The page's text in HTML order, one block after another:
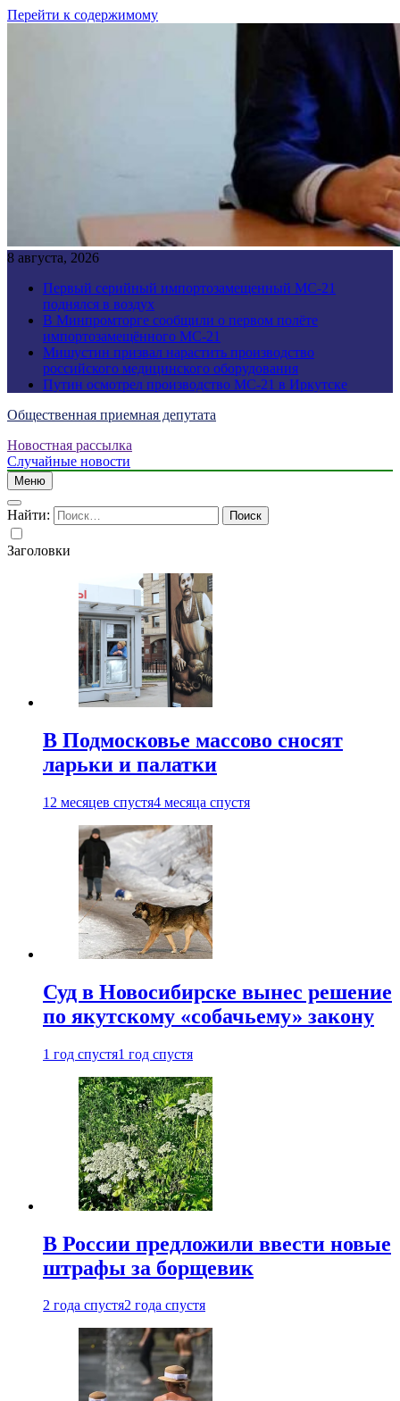
Перейти к содержимому
8 августа, 2026
Первый серийный импортозамещенный МС-21
поднялся в воздух
В Минпромторге сообщили о первом полёте
импортозамещённого МС-21
Мишустин призвал нарастить производство
российского медицинского оборудования
Путин осмотрел производство МС-21 в Иркутске
Общественная приемная депутата
Новостная рассылка
Случайные новости
Меню
Найти:
Заголовки
В Подмосковье массово сносят
ларьки и палатки
12 месяцев спустя4 месяца спустя
Суд в Новосибирске вынес решение
по якутскому «собачьему» закону
1 год спустя1 год спустя
В России предложили ввести новые
штрафы за борщевик
2 года спустя2 года спустя